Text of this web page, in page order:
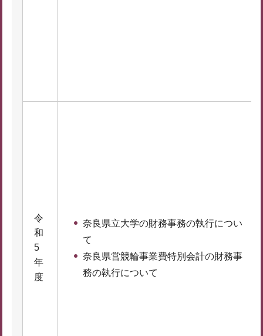
令
和
5
年
度
奈良県立大学の財務事務の執行につい
て
奈良県営競輪事業費特別会計の財務事
務の執行について